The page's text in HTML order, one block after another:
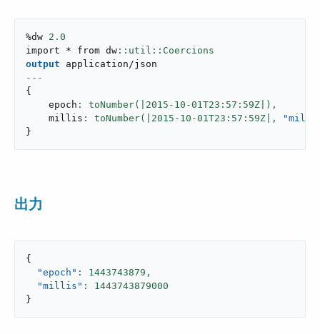
%dw 2.0
import * from dw
output
application/json
---
{
    epoch
: toNumber(| 2015 - 10 -01T23: 57 :59Z|),
    millis
: toNumber(| 2015 - 10 -01T23: 57 :59Z|,
}
出力
{
"epoch" : 1443743879 ,
"millis" : 1443743879000
}